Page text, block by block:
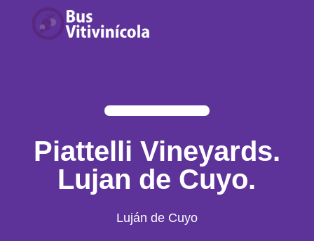
Piattelli Vineyards.
Lujan de Cuyo.
Luján de Cuyo